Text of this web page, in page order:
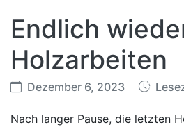
Endlich
Holzarbeiten
Dezember 6, 2023
Nach langer Pause, die letzten